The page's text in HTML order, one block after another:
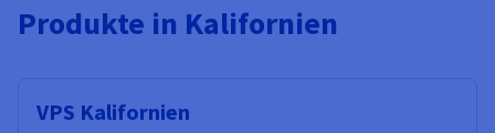
Produkte in Kalifornien
VPS Kalifornien